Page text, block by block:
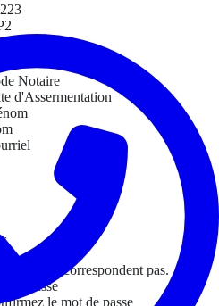
Notaire
d'Assermentation
saisis ne correspondent pas.
de passe
le mot de passe